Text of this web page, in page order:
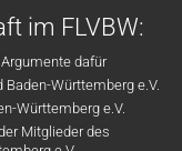
im FLVBW:
dafür
Württemberg e.V.
Württemberg e.V.
Mitglieder des